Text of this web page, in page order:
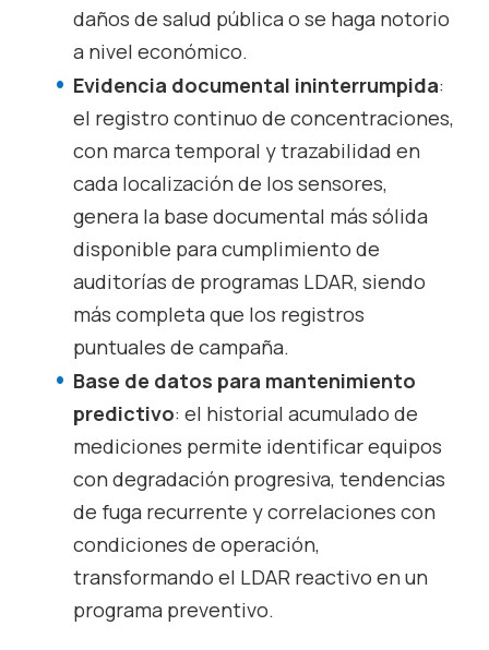
daños de salud pública o se haga notorio
a nivel económico.
Evidencia documental ininterrumpida:
el registro continuo de concentraciones,
con marca temporal y trazabilidad en
cada localización de los sensores,
genera la base documental más sólida
disponible para cumplimiento de
auditorías de programas LDAR, siendo
más completa que los registros
puntuales de campaña.
Base de datos para mantenimiento
predictivo: el historial acumulado de
mediciones permite identificar equipos
con degradación progresiva, tendencias
de fuga recurrente y correlaciones con
condiciones de operación,
transformando el LDAR reactivo en un
programa preventivo.